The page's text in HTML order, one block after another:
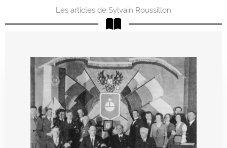
Les articles de Sylvain Roussillon